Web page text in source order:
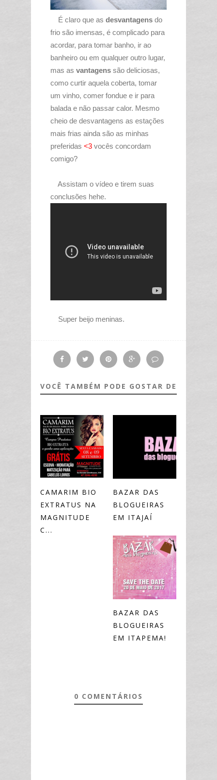
É claro que as desvantagens do
frio são imensas, é complicado para
acordar, para tomar banho, ir ao
banheiro ou em qualquer outro lugar,
mas as vantagens são deliciosas,
como curtir aquela coberta, tomar
um vinho, comer fondue e ir para
balada e não passar calor. Mesmo
cheio de desvantagens as estações
mais frias ainda são as minhas
preferidas <3 vocês concordam
comigo?
Assistam o vídeo e tirem suas
conclusões hehe.
Super beijo meninas.
VOCÊ TAMBÉM PODE GOSTAR DE
CAMARIM BIO
EXTRATUS NA
MAGNITUDE
C...
BAZAR DAS
BLOGUEIRAS
EM ITAJAÍ
BAZAR DAS
BLOGUEIRAS
EM ITAPEMA!
0 COMENTÁRIOS